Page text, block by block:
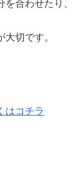
合わせたり、
切です。
はコチラ